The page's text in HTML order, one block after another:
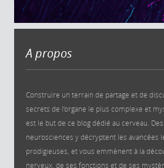
A propos
Construire un terrain de partage et de
secrets de l’organe le plus complexe et
est le but de ce blog dédié au cerveau.
neurosciences y décryptent les avancées
prodigieuses, et vous emmènent à la
nerveux, de ses fonctions et de ses